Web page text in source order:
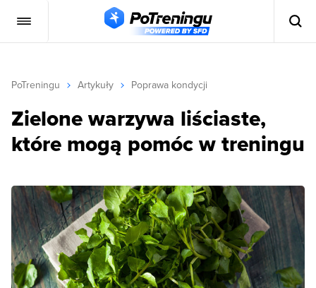
PoTreningu Artykuły Poprawa kondycji
Zielone warzywa liściaste,
które mogą pomóc w treningu